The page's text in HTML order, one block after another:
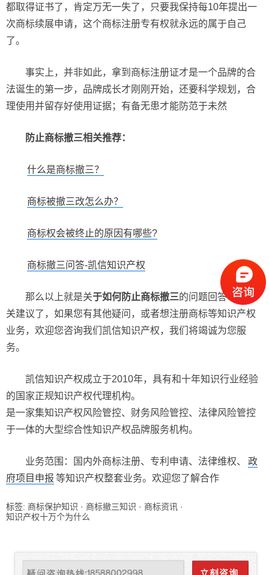
都取得证书了，肯定万无一失了，只要我保持每10年提出一
次商标续展申请，这个商标注册专有权就永远的属于自己
了。
事实上，并非如此，拿到商标注册证才是一个品牌的合
法诞生的第一步，品牌成长才刚刚开始，还要科学规划，合
理使用并留存好使用证据；有备无患才能防范于未然
防止商标撤三相关推荐：
什么是商标撤三？
商标被撤三改怎么办？
商标权会被终止的原因有哪些?
商标撤三问答-凯信知识产权
那么以上就是关于如何防止商标撤三的问题回答以及相
关建议了，如果您有其他疑问，或者想注册商标等知识产权
业务，欢迎您咨询我们凯信知识产权，我们将竭诚为您服
务。
凯信知识产权成立于2010年，具有和十年知识行业经验
的国家正规知识产权代理机构。
是一家集知识产权风险管控、财务风险管控、法律风险管控
于一体的大型综合性知识产权品牌服务机构。
业务范围：国内外商标注册、专利申请、法律维权、
政
府项目申报 等知识产权整套业务。欢迎您了解合作
标签: 商标保护知识 · 商标撤三知识 · 商标资讯 ·
知识产权十万个为什么